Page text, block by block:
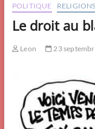
POLITIQUE RELIGIONS
Le droit au
Leon 23